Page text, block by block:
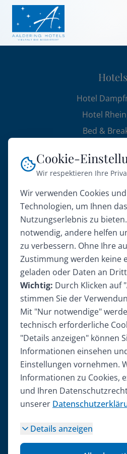
Hotels
Hotel
Hotel
Bed &
Atlanta
Atlanta
Restaurants
Bodega im
Über
Cookie-
Cookie-
Wir respektieren Ihre
Wir verwenden Cookies
Technologien, um Ihnen
Nutzungserlebnis zu
notwendig, andere helfen
zu verbessern. Ohne Ihre
Zustimmung werden keine
geladen oder Daten an
Wichtig: Durch Klicken auf
stimmen Sie der
Mit "Nur notwendige"
technisch erforderliche
"Details anzeigen" können
Informationen einsehen
Einstellungen vornehmen.
Informationen zu Cookies,
und Ihren
unserer
Details anzeigen